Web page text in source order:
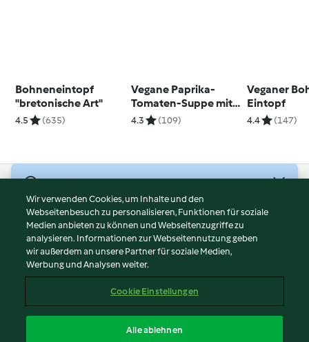
Bohneneintopf
"bretonische Art"
4.5 (635)
Vegane Paprika-
Tomaten-Suppe mit
Cashewcreme
4.3 (109)
Veganer
Eintopf
4.4 (147)
Nutzungsbedingungen
Datenschutzrichtlinien
Disclaimer
Impressum
Inhalt melden
Wir verwenden Cookies, um Inhalte und den
Webseitenbesuch zu personalisieren, Funktionen für soziale
Medien anbieten zu können und Webseitenzugriffe zu
analysieren. Informationen zur Webseitennutzung geben
wir außerdem an unsere Partner für soziale Medien,
Werbung und Analysen weiter.
Cookie Einstellungen
Alle ablehnen